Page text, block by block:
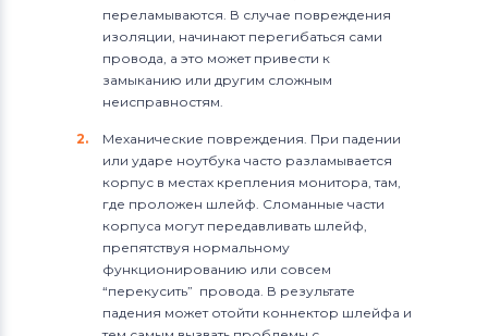
переламываются. В случае повреждения
изоляции, начинают перегибаться сами
провода, а это может привести к
замыканию или другим сложным
неисправностям.
Механические повреждения. При падении
или ударе ноутбука часто разламывается
корпус в местах крепления монитора, там,
где проложен шлейф. Сломанные части
корпуса могут передавливать шлейф,
препятствуя нормальному
функционированию или совсем
“перекусить” провода. В результате
падения может отойти коннектор шлейфа и